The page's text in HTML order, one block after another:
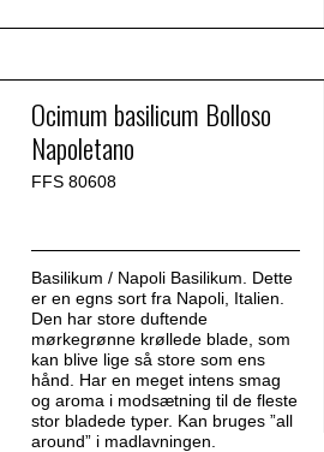
Ocimum basilicum Bolloso
Napoletano
FFS 80608
Basilikum / Napoli Basilikum. Dette
er en egns sort fra Napoli, Italien.
Den har store duftende
mørkegrønne krøllede blade, som
kan blive lige så store som ens
hånd. Har en meget intens smag
og aroma i modsætning til de fleste
stor bladede typer. Kan bruges ”all
around” i madlavningen.